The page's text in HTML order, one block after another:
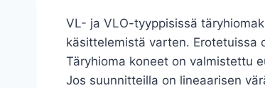
VL- ja VLO-tyyppisissä
käsittelemistä varten. Erotetuissa
Täryhioma koneet on valmistettu
Jos suunnitteilla on lineaarisen